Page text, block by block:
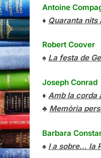
Antoine
♦ Quaranta nits
Robert Coover
♠ La festa de
Joseph Conrad
♦ Amb la corda
♣ Memòria
Barbara
♠ I a sobre… la